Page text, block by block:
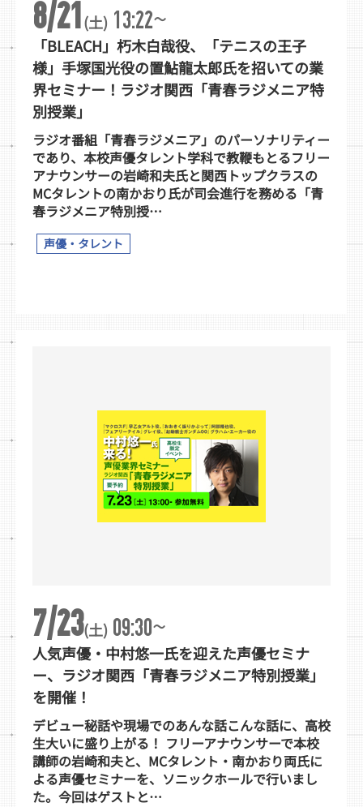
8/21 (土) 13:22~
「BLEACH」朽木白哉役、「テニスの王子
様」手塚国光役の置鮎龍太郎氏を招いての業
界セミナー！ラジオ関西「青春ラジメニア特
別授業」
ラジオ番組「青春ラジメニア」のパーソナリティー
であり、本校声優タレント学科で教鞭もとるフリー
アナウンサーの岩崎和夫氏と関西トップクラスの
MCタレントの南かおり氏が司会進行を務める「青
春ラジメニア特別授…
声優・タレント
7/23(土) 09:30~
人気声優・中村悠一氏を迎えた声優セミナ
ー、ラジオ関西「青春ラジメニア特別授業」
を開催！
デビュー秘話や現場でのあんな話こんな話に、高校
生大いに盛り上がる！ フリーアナウンサーで本校
講師の岩崎和夫と、MCタレント・南かおり両氏に
よる声優セミナーを、ソニックホールで行いまし
た。今回はゲストと…